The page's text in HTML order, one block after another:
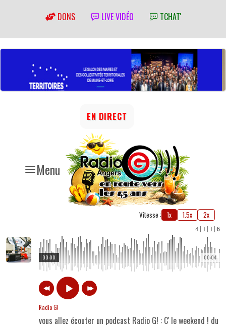
DONS LIVE VIDÉO TCHAT'
Menu
EN DIRECT
Vitesse : 1x 1.5x 2x
4 1 1 6
00:04
00:00
Radio G!
vous allez écouter un podcast Radio G! : C' le weekend ! du